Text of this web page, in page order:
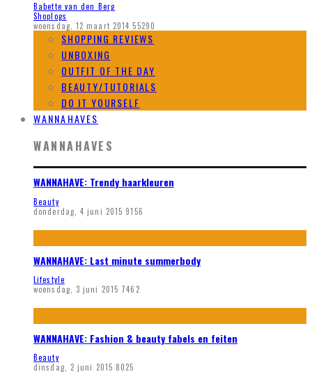
Babette van den Berg
Shoplogs
woensdag, 12 maart 2014 55290
SHOPPING REVIEWS
UNBOXING
OUTFIT OF THE DAY
BEAUTY/TUTORIALS
DO IT YOURSELF
WANNAHAVES
WANNAHAVES
WANNAHAVE: Trendy haarkleuren
Beauty
donderdag, 4 juni 2015 9156
WANNAHAVE: Last minute summerbody
Lifestyle
woensdag, 3 juni 2015 7462
WANNAHAVE: Fashion & beauty fabels en feiten
Beauty
dinsdag, 2 juni 2015 8025